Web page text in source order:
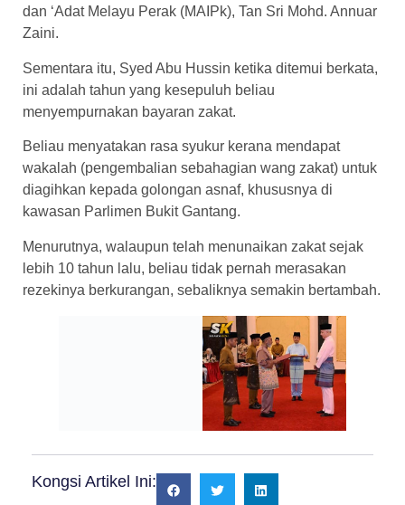
dan ‘Adat Melayu Perak (MAIPk), Tan Sri Mohd. Annuar
Zaini.
Sementara itu, Syed Abu Hussin ketika ditemui berkata,
ini adalah tahun yang kesepuluh beliau
menyempurnakan bayaran zakat.
Beliau menyatakan rasa syukur kerana mendapat
wakalah (pengembalian sebahagian wang zakat) untuk
diagihkan kepada golongan asnaf, khususnya di
kawasan Parlimen Bukit Gantang.
Menurutnya, walaupun telah menunaikan zakat sejak
lebih 10 tahun lalu, beliau tidak pernah merasakan
rezekinya berkurangan, sebaliknya semakin bertambah.
Kongsi Artikel Ini: